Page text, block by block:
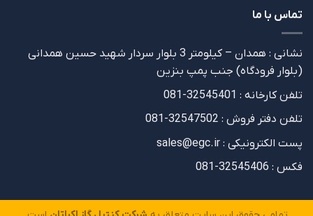
تماس با ما
نشانی : همدان – کیلومتر 3 بلوار سردار شهید حسین همدانی
(بلوار فرودگاه) جنب پمپ بنزین
تلفن کارخانه : 32545401-081
تلفن دفتر فروش : 32547502-081
پست الکترونیکی : sales@egc.ir
فکس : 32545406-081